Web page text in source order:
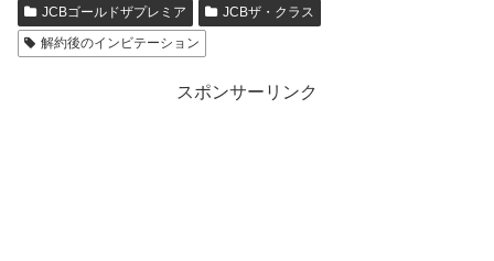
JCBゴールドザプレミア
JCBザ・クラス
解約後のインビテーション
スポンサーリンク